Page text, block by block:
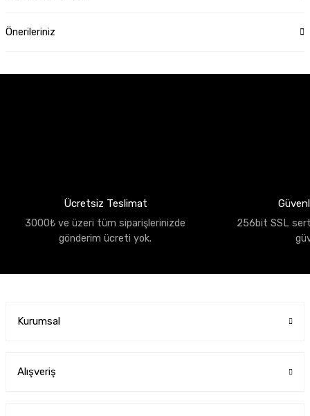
Önerileriniz
Ücretsiz Teslimat
3000₺ ve üzeri tüm siparişlerinizde
gönderim ücreti yok.
256bit SSL
Kurumsal
Alışveriş